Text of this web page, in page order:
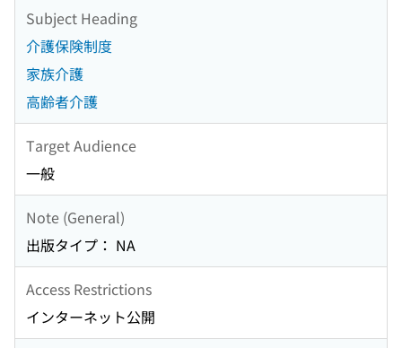
Subject Heading
介護保険制度
家族介護
高齢者介護
Target Audience
一般
Note (General)
出版タイプ： NA
Access Restrictions
インターネット公開